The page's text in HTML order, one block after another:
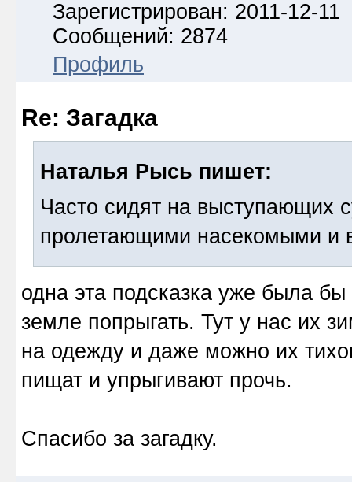
Зарегистрирован: 2011-12-11
Сообщений: 2874
Профиль
Re: Загадка
Наталья Рысь пишет:
Часто сидят на выступающих
пролетающими насекомыми и
одна эта подсказка уже была
земле попрыгать. Тут у нас их
на одежду и даже можно их
пищат и упрыгивают прочь.
Спасибо за загадку.